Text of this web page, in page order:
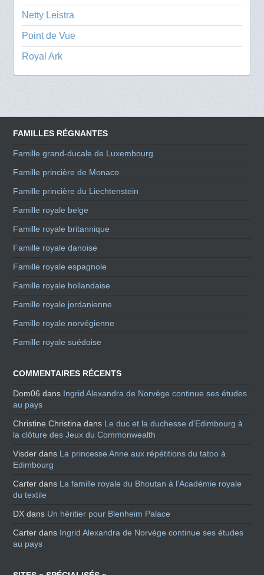
Netty Leistra
Point de Vue
Royal Ark
FAMILLES RÉGNANTES
Famille grand-ducale de Luxembourg
Famille princière de Monaco
Famille princière du Liechtenstein
Famille royale belge
Famille royale britannique
Famille royale danoise
Famille royale espagnole
Famille royale hollandaise
Famille royale jordanienne
Famille royale norvégienne
Famille royale suédoise
COMMENTAIRES RÉCENTS
Dom06 dans Ingrid Alexandra de Norvège continue ses études
au pays
Christine Christina dans Le duc et la duchesse d’Edimbourg à
la clôture des Jeux du Commonwealth
Visder dans La princesse Anne aux répétitions du tatoo à
Edimbourg
Carter dans La famille royale du Bhoutan à l’Académie royale
du textile
DX dans Un héritier pour Blenheim Palace
Carter dans Ingrid Alexandra de Norvège continue ses études
au pays